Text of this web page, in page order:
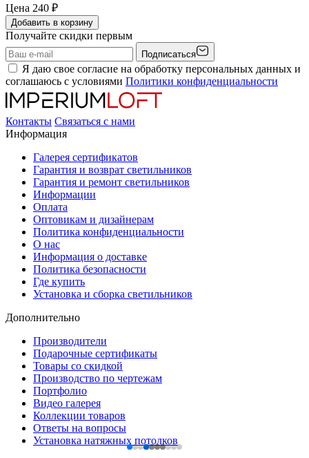
Цена 240 ₽
Добавить в корзину
Получайте скидки первым
Подписаться
Я даю свое согласие на обработку персональных данных и
соглашаюсь с условиями Политики конфиденциальности
Контакты Связаться с нами
Информация
Галерея сертификатов
Гарантия и возврат светильников
Гарантия и ремонт светильников
Информации
Оплата
Оптовикам и дизайнерам
Политика конфиденциальности
О нас
Информация о доставке
Политика безопасности
Где купить
Установка и сборка светильников
Дополнительно
Производители
Подарочные сертификаты
Товары со скидкой
Производство по чертежам
Портфолио
Видео галерея
Коллекции товаров
Ответы на вопросы
Установка натяжных потолков